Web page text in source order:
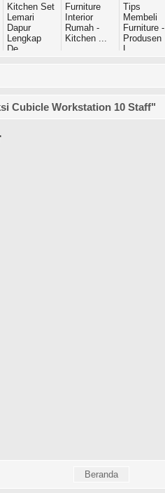
Kitchen Set
Lemari
Dapur
Lengkap
De...
Furniture
Interior
Rumah -
Kitchen ...
Tips
Membeli
Furniture -
Produsen
L...
Cubicle Workstation 10 Staff"
Beranda